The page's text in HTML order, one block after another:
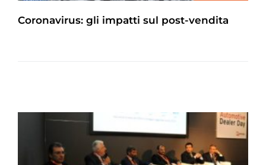
Coronavirus: gli impatti sul post-vendita